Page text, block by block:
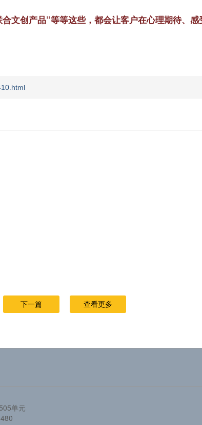
文创产品”等等这些，都会让客户在心理期待、感
下一篇 查看更多
单元